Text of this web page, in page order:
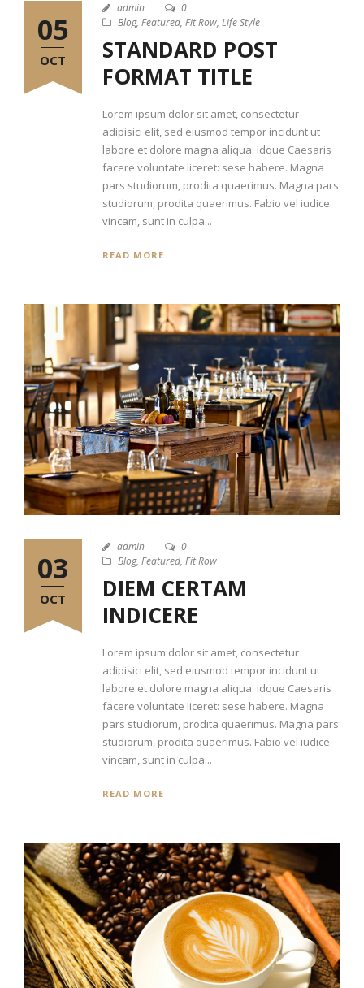
05
OCT
admin
0
Blog, Featured, Fit Row, Life Style
STANDARD POST
FORMAT TITLE
Lorem ipsum dolor sit amet, consectetur
adipisici elit, sed eiusmod tempor incidunt ut
labore et dolore magna aliqua. Idque Caesaris
facere voluntate liceret: sese habere. Magna
pars studiorum, prodita quaerimus. Magna pars
studiorum, prodita quaerimus. Fabio vel iudice
vincam, sunt in culpa...
READ MORE
03
OCT
admin
0
Blog, Featured, Fit Row
DIEM CERTAM
INDICERE
Lorem ipsum dolor sit amet, consectetur
adipisici elit, sed eiusmod tempor incidunt ut
labore et dolore magna aliqua. Idque Caesaris
facere voluntate liceret: sese habere. Magna
pars studiorum, prodita quaerimus. Magna pars
studiorum, prodita quaerimus. Fabio vel iudice
vincam, sunt in culpa...
READ MORE